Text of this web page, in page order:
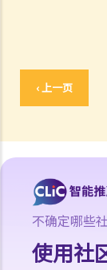
‹ 上一页
嘱，是否可以申请
5. 遗产管理书（附
1. 资格
2. 程序
6. 特别授予书
1. 未作管理遗产授予
1. 我的父亲多年
书，现在也已经去
不确定哪些
使用社